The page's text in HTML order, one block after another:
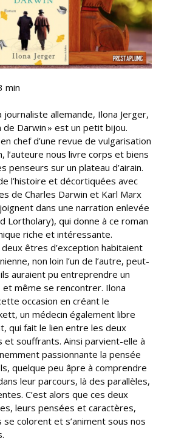
min
allemande, Ilona Jerger,
de Darwin » est un petit bijou.
chef d’une revue de vulgarisation
l’auteure nous livre corps et biens
penseurs sur un plateau d’airain.
l’histoire et décortiquées avec
de Charles Darwin et Karl Marx
dans une narration enlevée
Lortholary), qui donne à ce roman
riche et intéressante.
êtres d’exception habitaient
non loin l’un de l’autre, peut-
auraient pu entreprendre un
même se rencontrer. Ilona
occasion en créant le
un médecin également libre
qui fait le lien entre les deux
et souffrants. Ainsi parvient-elle à
passionnante la pensée
quelque peu âpre à comprendre
leur parcours, là des parallèles,
C’est alors que ces deux
leurs pensées et caractères,
colorent et s’animent sous nos